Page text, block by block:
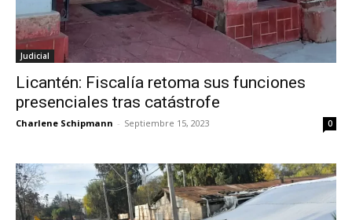
Judicial
Licantén: Fiscalía retoma sus funciones
presenciales tras catástrofe
Charlene Schipmann - Septiembre 15, 2023 0